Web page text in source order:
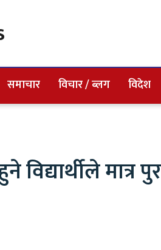
समाचार विचार / ब्लग विदेश
मात्र